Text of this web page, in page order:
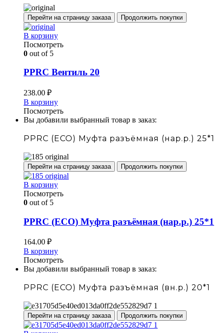
Перейти на страницу заказа Продолжить покупки
В корзину
Посмотреть
0 out of 5
PPRC Вентиль 20
238.00 ₽
В корзину
Посмотреть
Вы добавили выбранный товар в заказ:
PPRC (ECO) Муфта разъёмная (нар.р.) 25*1
Перейти на страницу заказа Продолжить покупки
В корзину
Посмотреть
0 out of 5
PPRC (ECO) Муфта разъёмная (нар.р.) 25*1
164.00 ₽
В корзину
Посмотреть
Вы добавили выбранный товар в заказ:
PPRC (ECO) Муфта разъёмная (вн.р.) 20*1
Перейти на страницу заказа Продолжить покупки